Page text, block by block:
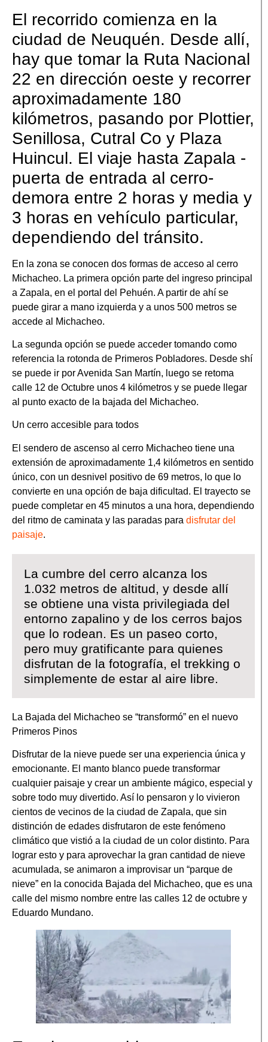
El recorrido comienza en la
ciudad de Neuquén. Desde allí,
hay que tomar la Ruta Nacional
22 en dirección oeste y recorrer
aproximadamente 180
kilómetros, pasando por Plottier,
Senillosa, Cutral Co y Plaza
Huincul. El viaje hasta Zapala -
puerta de entrada al cerro-
demora entre 2 horas y media y
3 horas en vehículo particular,
dependiendo del tránsito.
En la zona se conocen dos formas de acceso al cerro
Michacheo. La primera opción parte del ingreso principal
a Zapala, en el portal del Pehuén. A partir de ahí se
puede girar a mano izquierda y a unos 500 metros se
accede al Michacheo.
La segunda opción se puede acceder tomando como
referencia la rotonda de Primeros Pobladores. Desde shí
se puede ir por Avenida San Martín, luego se retoma
calle 12 de Octubre unos 4 kilómetros y se puede llegar
al punto exacto de la bajada del Michacheo.
Un cerro accesible para todos
El sendero de ascenso al cerro Michacheo tiene una
extensión de aproximadamente 1,4 kilómetros en sentido
único, con un desnivel positivo de 69 metros, lo que lo
convierte en una opción de baja dificultad. El trayecto se
puede completar en 45 minutos a una hora, dependiendo
del ritmo de caminata y las paradas para disfrutar del
paisaje.
La cumbre del cerro alcanza los
1.032 metros de altitud, y desde allí
se obtiene una vista privilegiada del
entorno zapalino y de los cerros bajos
que lo rodean. Es un paseo corto,
pero muy gratificante para quienes
disfrutan de la fotografía, el trekking o
simplemente de estar al aire libre.
La Bajada del Michacheo se “transformó” en el nuevo
Primeros Pinos
Disfrutar de la nieve puede ser una experiencia única y
emocionante. El manto blanco puede transformar
cualquier paisaje y crear un ambiente mágico, especial y
sobre todo muy divertido. Así lo pensaron y lo vivieron
cientos de vecinos de la ciudad de Zapala, que sin
distinción de edades disfrutaron de este fenómeno
climático que vistió a la ciudad de un color distinto. Para
lograr esto y para aprovechar la gran cantidad de nieve
acumulada, se animaron a improvisar un “parque de
nieve” en la conocida Bajada del Michacheo, que es una
calle del mismo nombre entre las calles 12 de octubre y
Eduardo Mundano.